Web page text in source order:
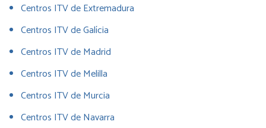
Centros ITV de Extremadura
Centros ITV de Galícia
Centros ITV de Madrid
Centros ITV de Melilla
Centros ITV de Murcia
Centros ITV de Navarra